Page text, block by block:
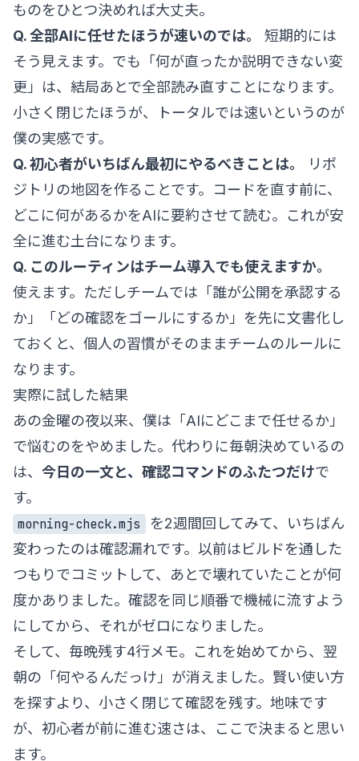
ものをひとつ決めれば大丈夫。
Q. 全部AIに任せたほうが速いのでは。
短期的には
そう見えます。でも「何が直ったか説明できない変
更」は、結局あとで全部読み直すことになります。
小さく閉じたほうが、トータルでは速いというのが
僕の実感です。
Q. 初心者がいちばん最初にやるべきことは。
リポ
ジトリの地図を作ることです。コードを直す前に、
どこに何があるかをAIに要約させて読む。これが安
全に進む土台になります。
Q. このルーティンはチーム導入でも使えますか。
使えます。ただしチームでは「誰が公開を承認する
か」「どの確認をゴールにするか」を先に文書化し
ておくと、個人の習慣がそのままチームのルールに
なります。
実際に試した結果
あの金曜の夜以来、僕は「AIにどこまで任せるか」
で悩むのをやめました。代わりに毎朝決めているの
は、 今日の一文と、確認コマンドのふたつだけで
す。
morning-check.mjs
を2週間回してみて、いちばん
変わったのは確認漏れです。以前はビルドを通した
つもりでコミットして、あとで壊れていたことが何
度かありました。確認を同じ順番で機械に流すよう
にしてから、それがゼロになりました。
そして、毎晩残す4行メモ。これを始めてから、翌
朝の「何やるんだっけ」が消えました。賢い使い方
を探すより、小さく閉じて確認を残す。地味です
が、初心者が前に進む速さは、ここで決まると思い
ます。